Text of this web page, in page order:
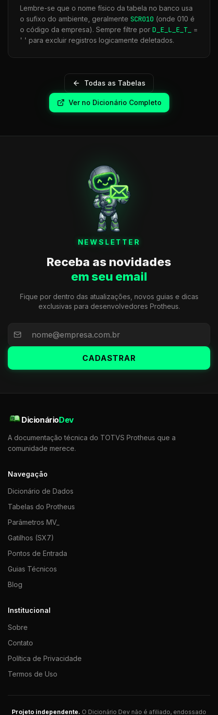
Lembre-se que o nome físico da tabela no banco usa
o sufixo do ambiente, geralmente SCR010 (onde 010 é
o código da empresa). Sempre filtre por D_E_L_E_T_
=
' ' para excluir registros logicamente deletados.
Todas as Tabelas
Ver no Dicionário Completo
NEWSLETTER
Receba as novidades
em seu email
Fique por dentro das atualizações, novos guias e dicas
exclusivas para desenvolvedores Protheus.
CADASTRAR
DicionárioDev
A documentação técnica do TOTVS Protheus que a
comunidade merece.
Navegação
Dicionário de Dados
Tabelas do Protheus
Parâmetros MV_
Gatilhos (SX7)
Pontos de Entrada
Guias Técnicos
Blog
Institucional
Sobre
Contato
Política de Privacidade
Termos de Uso
Projeto independente. O Dicionário Dev não é afiliado, endossado